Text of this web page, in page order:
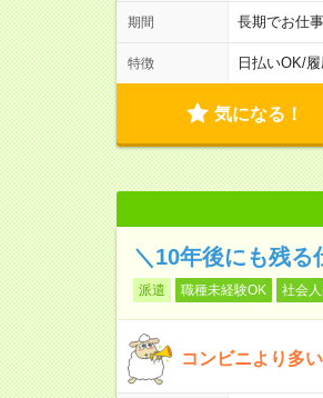
期間 長期でお仕
特徴 日払いOK/履
気になる！
＼10年後にも残る
派遣 職種未経験OK 社会
コンビニより多